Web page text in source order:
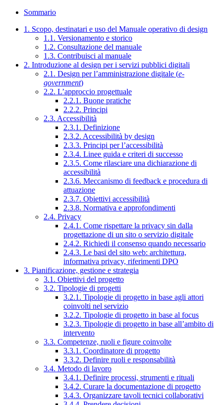
Sommario
1. Scopo, destinatari e uso del Manuale operativo di design
1.1. Versionamento e storico
1.2. Consultazione del manuale
1.3. Contribuisci al manuale
2. Introduzione al design per i servizi pubblici digitali
2.1. Design per l’amministrazione digitale (e-
government)
2.2. L’approccio progettuale
2.2.1. Buone pratiche
2.2.2. Principi
2.3. Accessibilità
2.3.1. Definizione
2.3.2. Accessibilità by design
2.3.3. Principi per l’accessibilità
2.3.4. Linee guida e criteri di successo
2.3.5. Come rilasciare una dichiarazione di
accessibilità
2.3.6. Meccanismo di feedback e procedura di
attuazione
2.3.7. Obiettivi accessibilità
2.3.8. Normativa e approfondimenti
2.4. Privacy
2.4.1. Come rispettare la privacy sin dalla
progettazione di un sito o servizio digitale
2.4.2. Richiedi il consenso quando necessario
2.4.3. Le basi del sito web: architettura,
informativa privacy, riferimenti DPO
3. Pianificazione, gestione e strategia
3.1. Obiettivi del progetto
3.2. Tipologie di progetti
3.2.1. Tipologie di progetto in base agli attori
coinvolti nel servizio
3.2.2. Tipologie di progetto in base al focus
3.2.3. Tipologie di progetto in base all’ambito di
intervento
3.3. Competenze, ruoli e figure coinvolte
3.3.1. Coordinatore di progetto
3.3.2. Definire ruoli e responsabilità
3.4. Metodo di lavoro
3.4.1. Definire processi, strumenti e rituali
3.4.2. Curare la documentazione di progetto
3.4.3. Organizzare tavoli tecnici collaborativi